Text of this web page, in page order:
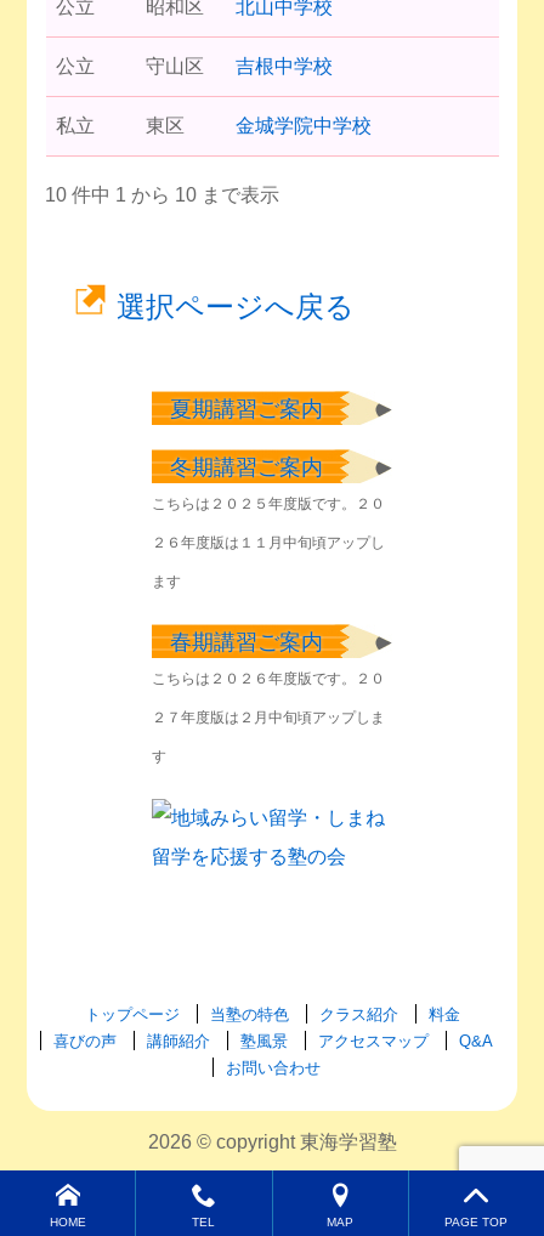
公立 昭和区 北山中学校
公立 守山区 吉根中学校
私立 東区 金城学院中学校
10 件中 1 から 10 まで表示
選択ページへ戻る
夏期講習ご案内
冬期講習ご案内
こちらは２０２５年度版です。２０
２６年度版は１１月中旬頃アップし
ます
春期講習ご案内
こちらは２０２６年度版です。２０
２７年度版は２月中旬頃アップしま
す
トップページ 当塾の特色 クラス紹介
料金
喜びの声
講師紹介 塾風景 アクセスマップ
Q&A
お問い合わせ
2026 © copyright 東海学習塾
HOME TEL MAP PAGE TOP